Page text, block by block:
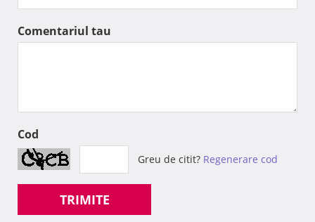
Comentariul tau
Cod
Greu de citit? Regenerare cod
TRIMITE